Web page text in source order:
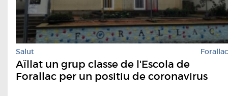
Salut Forallac
Aïllat un grup classe de l'Escola de
Forallac per un positiu de coronavirus